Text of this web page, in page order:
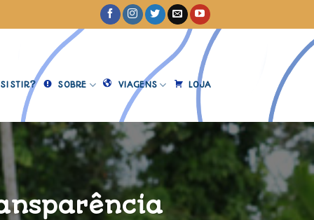
SOBRE VIAGENS LOJA